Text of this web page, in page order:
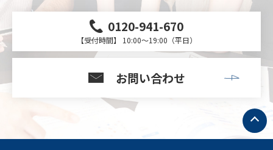
0120-941-670
【受付時間】 10:00～19:00（平日）
お問い合わせ
ト
ッ
プ
へ